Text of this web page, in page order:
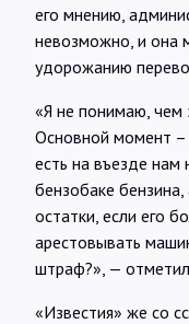
его мнению,
невозможно, и она
удорожанию
«Я не понимаю, чем
Основной момент –
есть на въезде нам
бензобаке
остатки, если его
арестовывать
штраф?», —
«Известия» же со